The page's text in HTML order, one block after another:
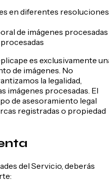
en diferentes resoluciones
de imágenes procesadas
es exclusivamente
de imágenes. No
la legalidad,
imágenes procesadas. El
de asesoramiento legal
registradas o propiedad
del Servicio, deberás